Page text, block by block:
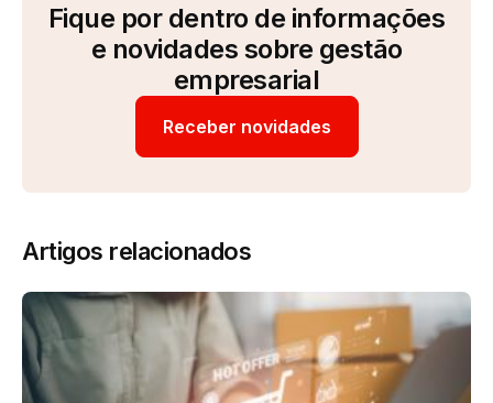
Fique por dentro de informações
e novidades sobre gestão
empresarial
Receber novidades
Artigos relacionados